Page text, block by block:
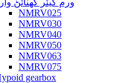
ورم گيئر گهٽائڻ
NMRV025
NMRV030
NMRV040
NMRV050
NMRV063
NMRV075
gearbox